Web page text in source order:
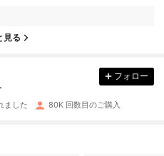
見る
フォロー
ました 80K 回数目のご購入